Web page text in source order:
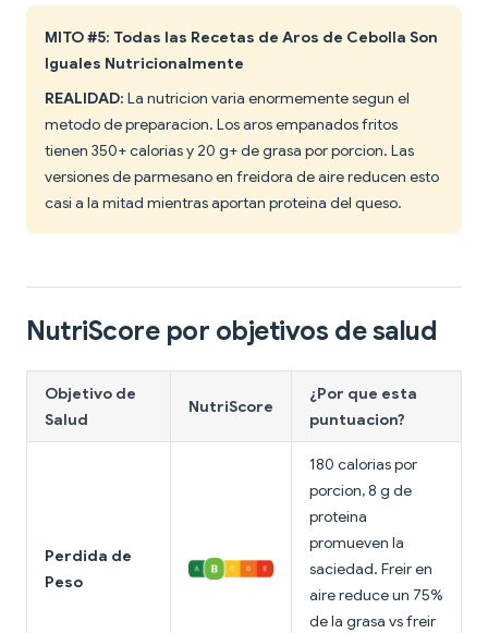
MITO #5: Todas las Recetas de Aros de Cebolla Son
Iguales Nutricionalmente
REALIDAD: La nutricion varia enormemente segun el
metodo de preparacion. Los aros empanados fritos
tienen 350+ calorias y 20 g+ de grasa por porcion. Las
versiones de parmesano en freidora de aire reducen esto
casi a la mitad mientras aportan proteina del queso.
NutriScore por objetivos de salud
Objetivo de
Salud
NutriScore
¿Por que esta
puntuacion?
Perdida de
Peso
180 calorias por
porcion, 8 g de
proteina
promueven la
saciedad. Freir en
aire reduce un 75%
de la grasa vs freir